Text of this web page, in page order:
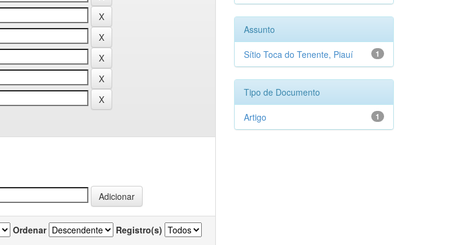
Ordenar Registro(s)
Assunto
1
Sítio Toca do Tenente, Piauí
Tipo de Documento
1
Artigo